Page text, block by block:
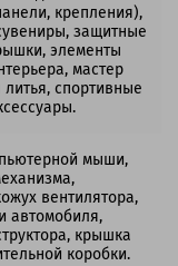
крепления),
защитные
элементы
мастер
спортивные
мыши,
вентилятора,
автомобиля,
крышка
коробки.